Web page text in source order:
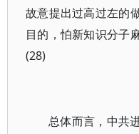
故意提出过高过左的
目的，怕新知识分子
(28)
总体而言，中共